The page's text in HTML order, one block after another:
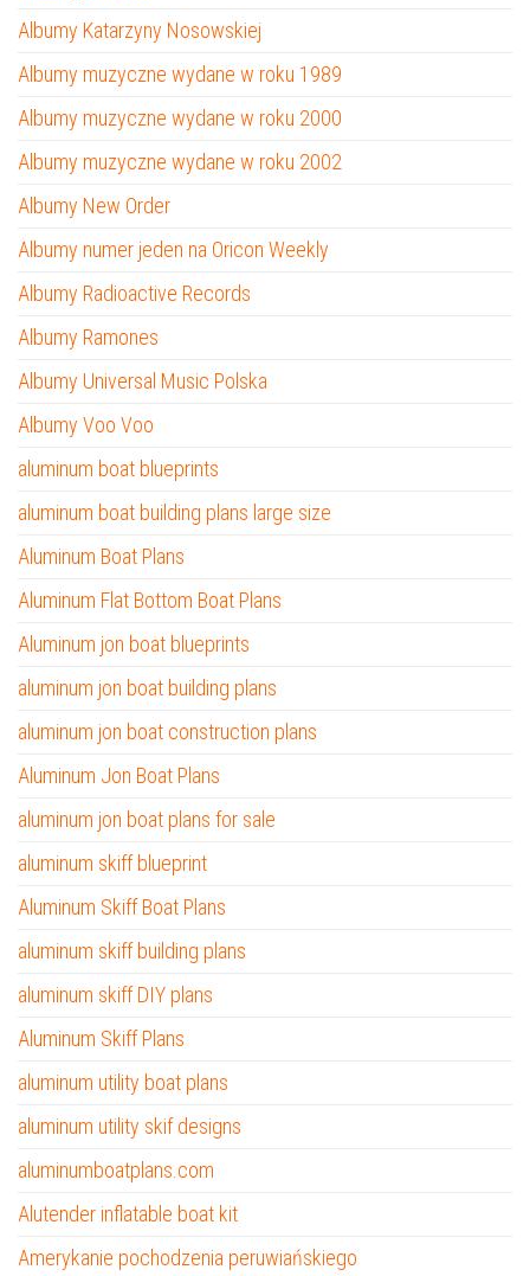
Albumy Katarzyny Nosowskiej
Albumy muzyczne wydane w roku 1989
Albumy muzyczne wydane w roku 2000
Albumy muzyczne wydane w roku 2002
Albumy New Order
Albumy numer jeden na Oricon Weekly
Albumy Radioactive Records
Albumy Ramones
Albumy Universal Music Polska
Albumy Voo Voo
aluminum boat blueprints
aluminum boat building plans large size
Aluminum Boat Plans
Aluminum Flat Bottom Boat Plans
Aluminum jon boat blueprints
aluminum jon boat building plans
aluminum jon boat construction plans
Aluminum Jon Boat Plans
aluminum jon boat plans for sale
aluminum skiff blueprint
Aluminum Skiff Boat Plans
aluminum skiff building plans
aluminum skiff DIY plans
Aluminum Skiff Plans
aluminum utility boat plans
aluminum utility skif designs
aluminumboatplans.com
Alutender inflatable boat kit
Amerykanie pochodzenia peruwiańskiego